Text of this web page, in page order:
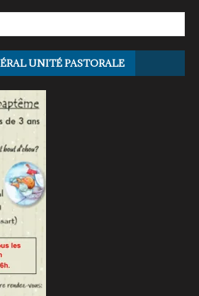
UNITÉ PASTORALE